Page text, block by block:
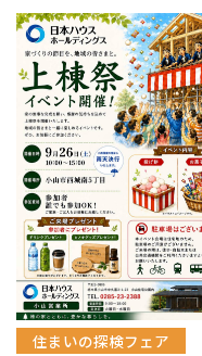
住まいの探検フェア